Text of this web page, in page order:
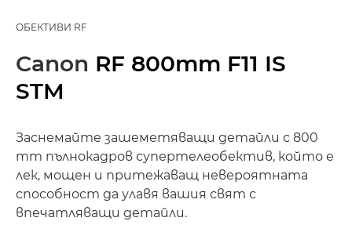
ОБЕКТИВИ RF
Canon RF 800mm F11 IS
STM
Заснемайте зашеметяващи детайли с 800
mm пълнокадров супертелеобектив, който е
лек, мощен и притежаващ невероятната
способност да улавя вашия свят с
впечатляващи детайли.